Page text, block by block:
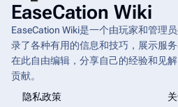
EaseCation Wiki
EaseCation Wiki是一个由玩家和管理
录了各种有用的信息和技巧，展示服
在此自由编辑，分享自己的经验和见
贡献。
隐私政策